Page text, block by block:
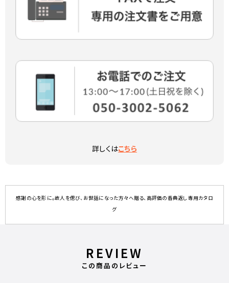
詳しくはこちら
感謝の心を形に。故人を偲び、お世話になった方々へ贈る、高評価の香典返し専用カタロ
グ
REVIEW
この商品のレビュー